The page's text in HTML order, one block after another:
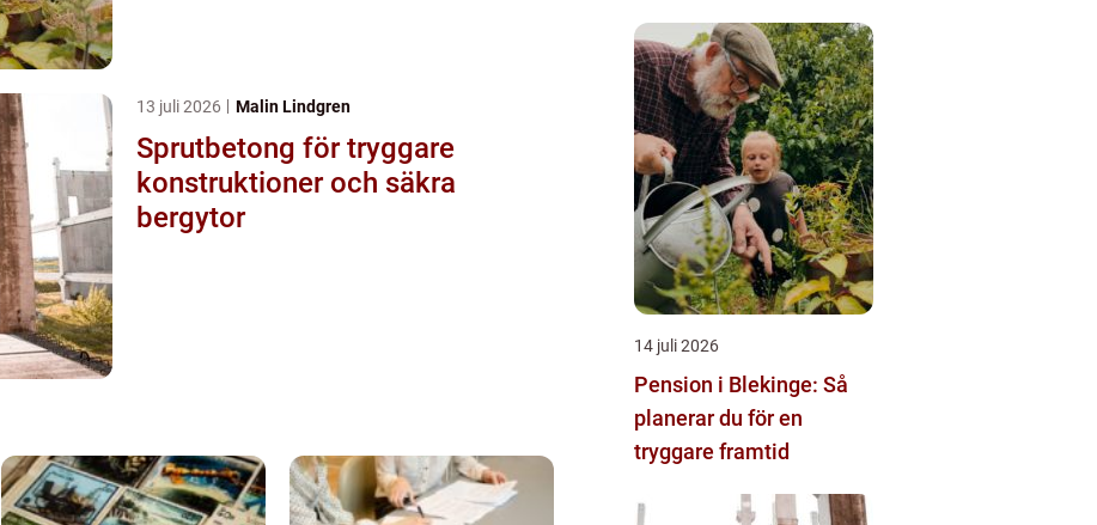
13 juli 2026 Malin Lindgren
Sprutbetong för tryggare
konstruktioner och säkra
bergytor
14 juli 2026
Pension i Blekinge: Så
planerar du för en
tryggare framtid